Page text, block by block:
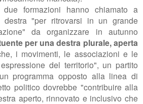
formazioni hanno chiamato a
"per ritrovarsi in un grande
da organizzare in autunno
per una destra plurale, aperta
i movimenti, le associazioni e le
del territorio", un partito
programma opposto alla linea di
politico dovrebbe "contribuire alla
aperto, rinnovato e inclusivo che